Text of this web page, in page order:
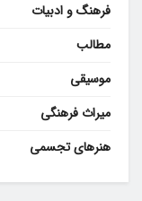
فرهنگ و ادبیات
مطالب
موسیقی
میراث فرهنگی
هنرهای تجسمی